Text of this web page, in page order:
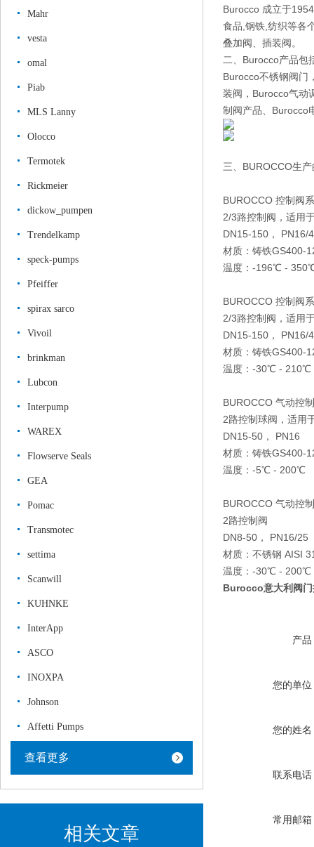
Mahr
vesta
omal
Piab
MLS Lanny
Olocco
Termotek
Rickmeier
dickow_pumpen
Trendelkamp
speck-pumps
Pfeiffer
spirax sarco
Vivoil
brinkman
Lubcon
Interpump
WAREX
Flowserve Seals
GEA
Pomac
Transmotec
settima
Scanwill
KUHNKE
InterApp
ASCO
INOXPA
Johnson
Affetti Pumps
查看更多
相关文章
Burocco 成立于
食品,钢铁,纺织等各
叠加阀、插装阀。
二、Burocco产品包
Burocco不锈钢阀门
装阀，Burocco气动
制阀产品、Burocco
三、BUROCCO生
BUROCCO 控制阀
2/3路控制阀，适用
DN15-150， PN16/
材质：铸铁GS400-
温度：-196℃ -
BUROCCO 控制阀
2/3路控制阀，适用
DN15-150， PN16/
材质：铸铁GS400-
温度：-30℃ - 210℃
BUROCCO 气动控
2路控制球阀，适用
DN15-50， PN16
材质：铸铁GS400-
温度：-5℃ - 200℃
BUROCCO 气动控
2路控制阀
DN8-50， PN16/25
材质：不锈钢 AISI
温度：-30℃ - 200℃
Burocco意大利阀
产品
您的单位
您的姓名
联系电话
常用邮箱